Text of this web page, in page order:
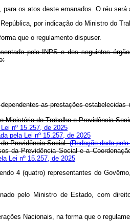
os atos deste emanados. O réu
por indicação do Ministro do
que o regulamento dispuser.
pelo INPS e dos seguintes
as prestações
do Trabalho e Previdência
nº 15.257, de 2025
pela Lei nº 15.257, de 2025
Previdência Social.(Redação dada
Social e a
Lei nº 15.257, de 2025
4 (quatro) representantes do
pelo Ministro de Estado, com
Nacionais, na forma que o